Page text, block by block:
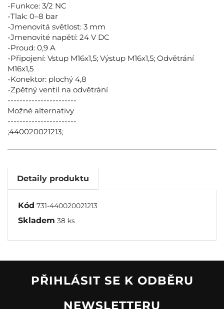
-Funkce: 3/2 NC
-Tlak: 0–8 bar
-Jmenovitá světlost: 3 mm
-Jmenovité napětí: 24 V DC
-Proud: 0,9 A
-Připojení: Vstup M16x1,5; Výstup M16x1,5; Odvětrání
M16x1,5
-Konektor: plochý 4,8
-Zpětný ventil na odvětrání
-----------------------
Možné alternativy
-----------------------
;440020021213;
Detaily produktu
Kód 731-440020021213
Skladem 38 ks
PŘIHLÁSIT SE K ODBĚRU
NEWSLETTERU